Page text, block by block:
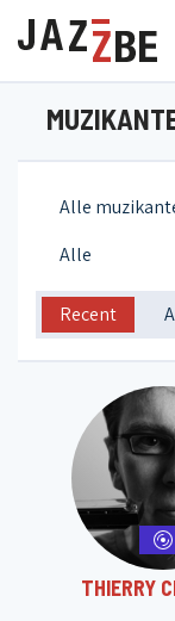
Alle
Alle
Recent
THIERRY